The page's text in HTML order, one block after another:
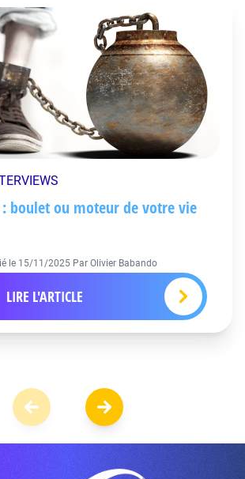
: boulet ou moteur de votre vie
le 15/11/2025 Par Olivier Babando
LIRE L'ARTICLE